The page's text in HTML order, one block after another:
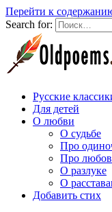
Перейти к
Search for:
Русские
Для детей
О любви
О судьбе
Про
Про
О разлуке
О
Добавить стих